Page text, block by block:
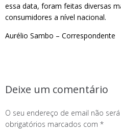
essa data, foram feitas diversas
consumidores a nível nacional.
Aurélio Sambo – Correspondente
Deixe um comentário
O seu endereço de email não
obrigatórios marcados com *